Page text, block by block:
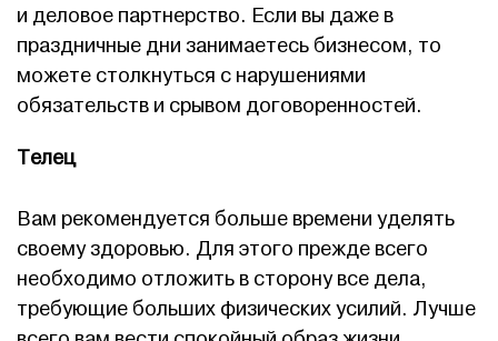
и деловое партнерство. Если вы даже в
праздничные дни занимаетесь бизнесом, то
можете столкнуться с нарушениями
обязательств и срывом договоренностей.
Телец
Вам рекомендуется больше времени уделять
своему здоровью. Для этого прежде всего
необходимо отложить в сторону все дела,
требующие больших физических усилий. Лучше